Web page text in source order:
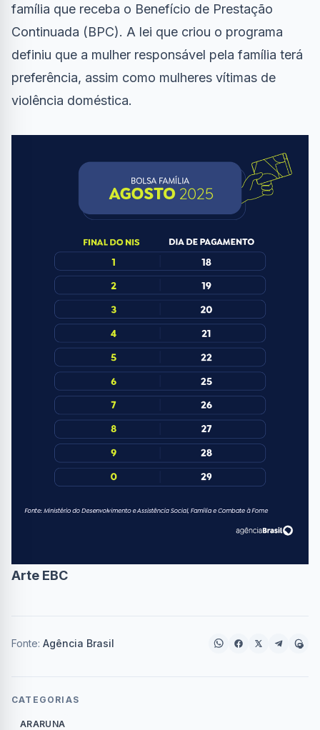
família que receba o Benefício de Prestação
Continuada (BPC). A lei que criou o programa
definiu que a mulher responsável pela família terá
preferência, assim como mulheres vítimas de
violência doméstica.
Arte EBC
Fonte: Agência Brasil
CATEGORIAS
ARARUNA